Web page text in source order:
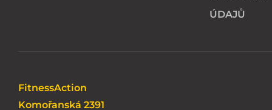
ÚDAJŮ
FitnessAction
Komořanská 2391